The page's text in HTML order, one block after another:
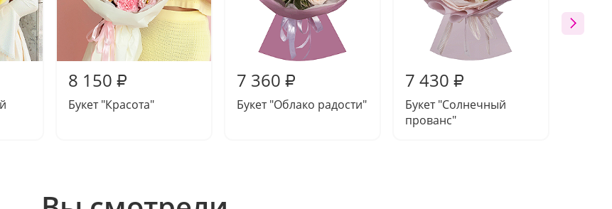
8 150 ₽
Букет "Красота"
7 360 ₽
Букет "Облако радости"
7 430 ₽
Букет "Солнечный
прованс"